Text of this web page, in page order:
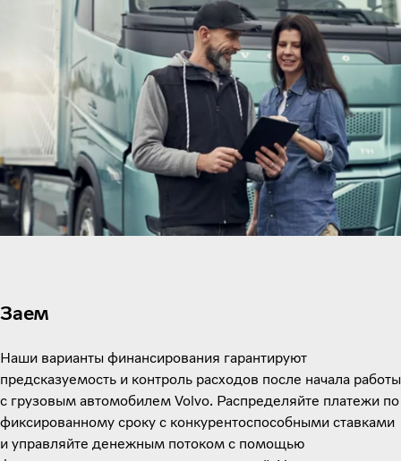
Заем
Наши варианты финансирования гарантируют
предсказуемость и контроль расходов после начала работы
с грузовым автомобилем Volvo. Распределяйте платежи по
фиксированному сроку с конкурентоспособными ставками
и управляйте денежным потоком с помощью